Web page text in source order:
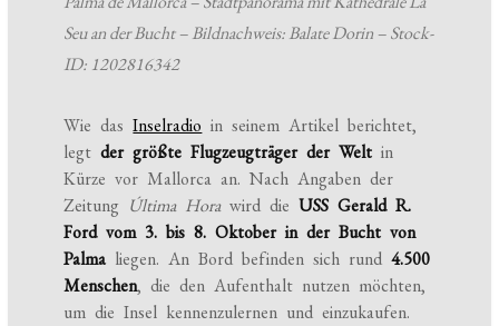
Seu an der Bucht – Bildnachweis: Balate Dorin – Stock-
ID: 1202816342
Wie dasInselradio in seinem Artikel berichtet,
legtder größte Flugzeugträger der Welt in
Kürze vor Mallorca an. Nach Angaben der
Zeitung Última Horawird dieUSS Gerald R.
Ford vom 3. bis 8. Oktober in der Bucht von
Palmaliegen. An Bord befinden sich rund4.500
Menschen, die den Aufenthalt nutzen möchten,
um die Insel kennenzulernen und einzukaufen.